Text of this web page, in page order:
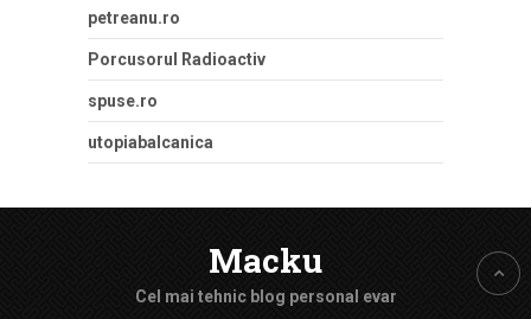
petreanu.ro
Porcusorul Radioactiv
spuse.ro
utopiabalcanica
Macku
Cel mai tehnic blog personal evar